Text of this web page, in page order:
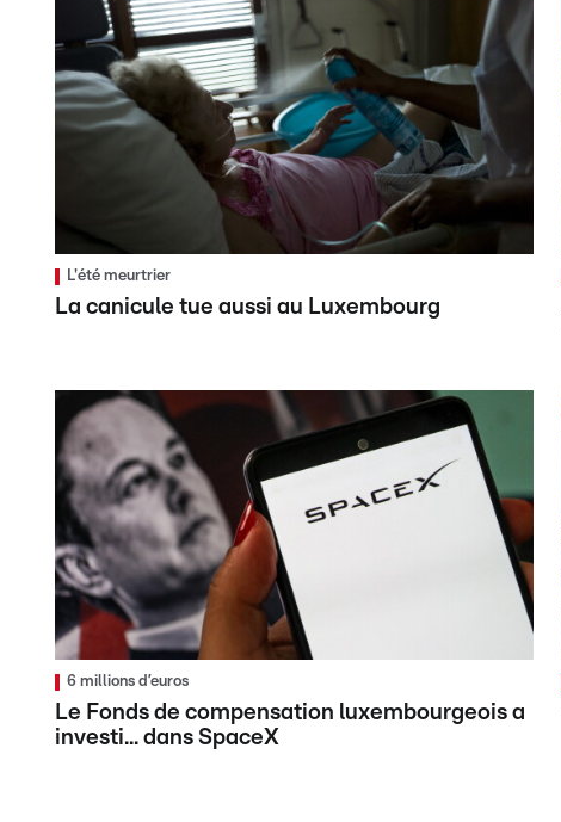
L'été meurtrier
La canicule tue aussi au Luxembourg
6 millions d’euros
Le Fonds de compensation luxembourgeois a
investi... dans SpaceX